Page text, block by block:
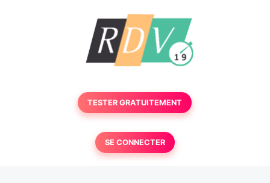
TESTER GRATUITEMENT
SE CONNECTER